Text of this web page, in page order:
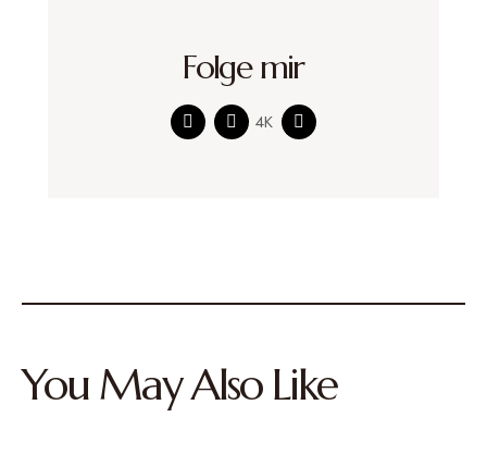
Folge mir
4K
You May Also Like